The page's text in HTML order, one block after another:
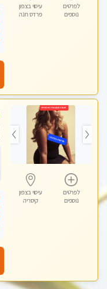
לפרטים
נוספים
עיסוי בצפון
פרדס חנה
לפרטים
נוספים
עיסוי בצפון
קיסריה